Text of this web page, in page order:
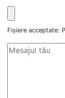
Fișiere acceptate: